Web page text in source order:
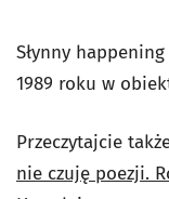
Słynny
1989 roku w
Przeczytajcie
nie czuję poezji.